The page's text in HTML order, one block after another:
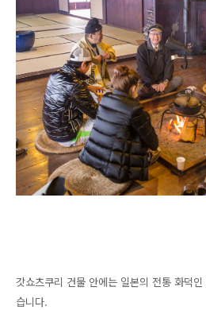
갓쇼츠쿠리 건물 안에는 일본의 전통 화덕
습니다.